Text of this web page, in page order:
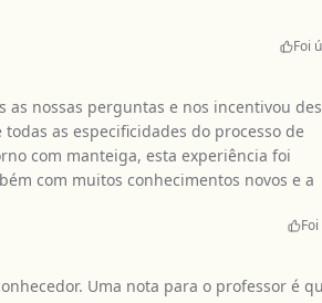
Foi
as nossas perguntas e nos incentivou
as especificidades do processo de
com manteiga, esta experiência foi
com muitos conhecimentos novos e a
Uma nota para o professor é